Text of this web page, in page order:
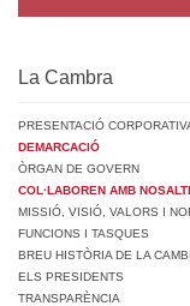
La Cambra
PRESENTACIÓ
DEMARCACIÓ
ÒRGAN DE GOVERN
COL·LABOREN AMB
MISSIÓ, VISIÓ, VALORS I
FUNCIONS I TASQUES
BREU HISTÒRIA DE LA
ELS PRESIDENTS
TRANSPARÈNCIA